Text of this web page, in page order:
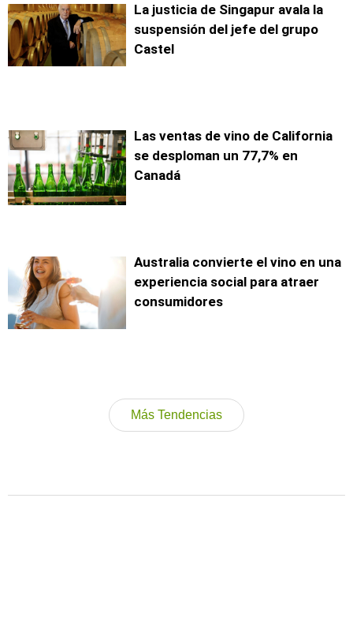
La justicia de Singapur avala la
suspensión del jefe del grupo
Castel
Las ventas de vino de California
se desploman un 77,7% en
Canadá
Australia convierte el vino en una
experiencia social para atraer
consumidores
Más Tendencias